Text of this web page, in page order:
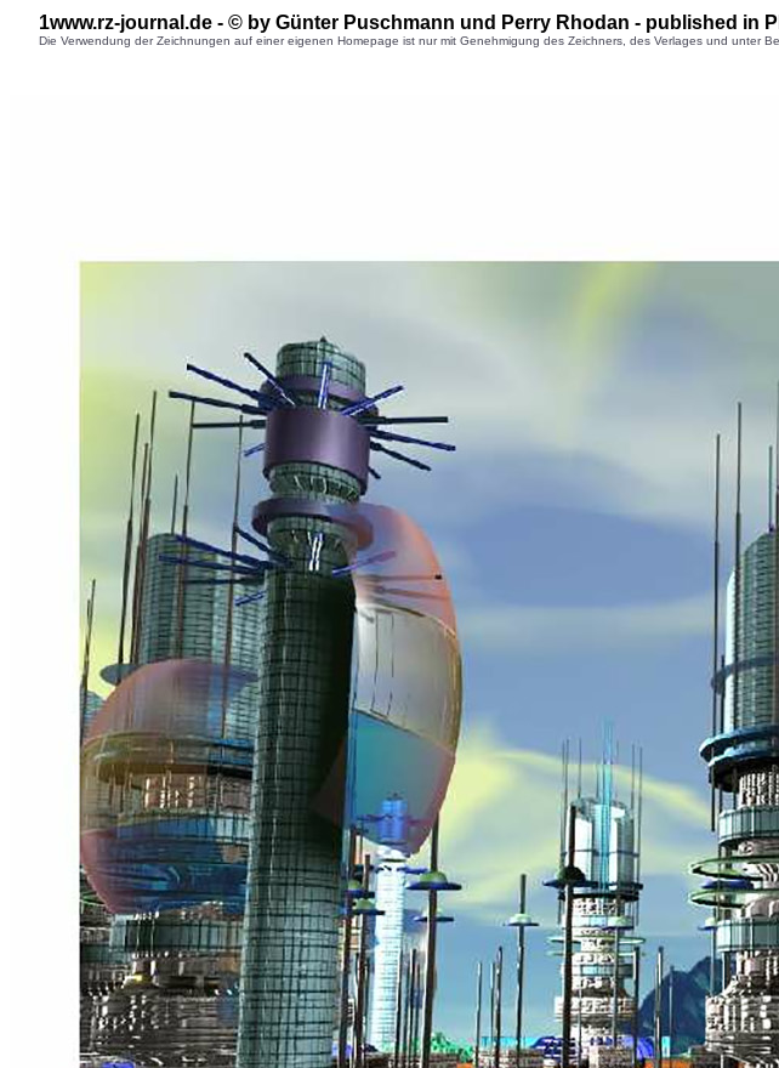
1www.rz-journal.de - © by Günter Puschmann und Perry Rhodan - published in
Die Verwendung der Zeichnungen auf einer eigenen Homepage ist nur mit Genehmigung des Zeichners, des Verlages und unter